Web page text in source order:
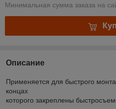
Минимальная сумма заказа на
Описание
Применяется для быстрого
концах
которого закреплены